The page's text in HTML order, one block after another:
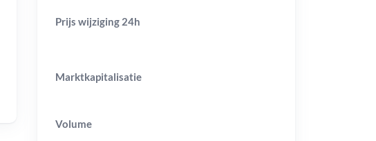
Prijs wijziging 24h
Marktkapitalisatie
Volume